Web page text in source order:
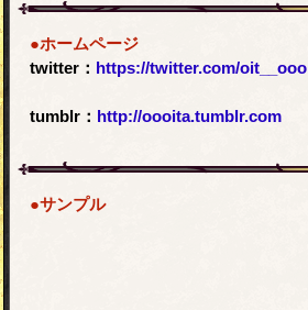
●ホームページ
twitter： https://twitter.com/oit__ooo
tumblr： http://oooita.tumblr.com
●サンプル